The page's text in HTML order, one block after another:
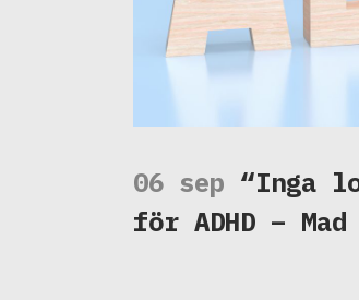
06 sep “Inga
för ADHD –